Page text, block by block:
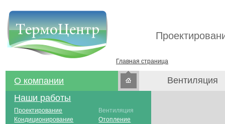
Главная страница
О компании
Наши работы
Проектирование
Кондиционирование
Вентиляция
Отопление
Вентиляция